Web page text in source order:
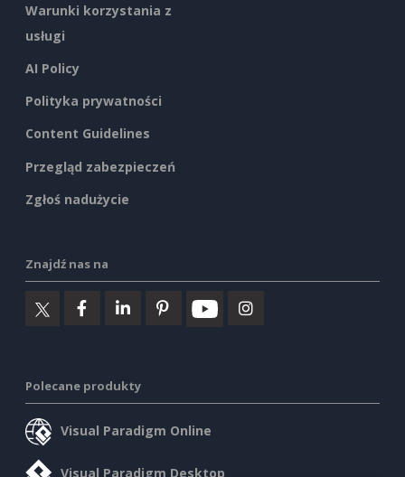
Warunki korzystania z
usługi
AI Policy
Polityka prywatności
Content Guidelines
Przegląd zabezpieczeń
Zgłoś nadużycie
Znajdź nas na
Polecane produkty
Visual Paradigm Online
Visual Paradigm Desktop